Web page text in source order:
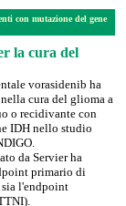
con mutazione del gene
la cura del
vorasidenib ha
cura del glioma a
o recidivante con
IDH nello studio
da Servier ha
primario di
sia l'endpoint